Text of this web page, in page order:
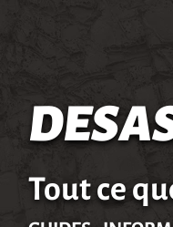
Tout ce